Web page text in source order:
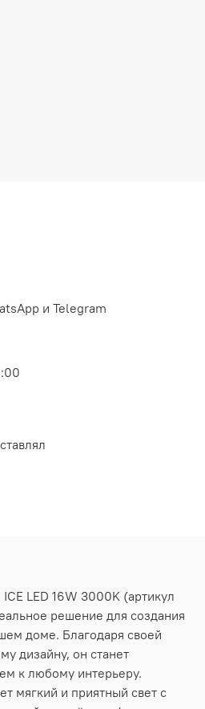
и Telegram
LED 16W 3000K (артикул
решение для создания
доме. Благодаря своей
дизайну, он станет
к любому интерьеру.
мягкий и приятный свет с